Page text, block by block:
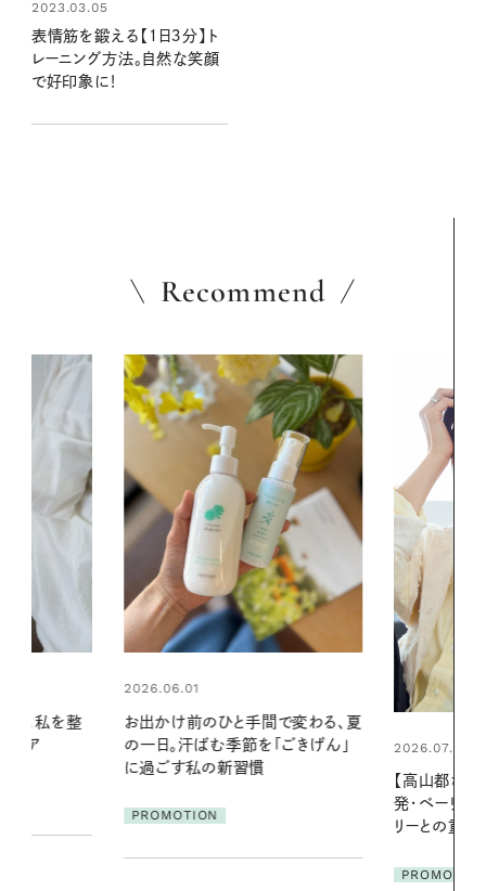
2023.03.05
表情筋を鍛える【１日３分】ト
レーニング方法。自然な笑顔
で好印象に！
Recommend
変わる、夏
ごきげん」
2026.07.21
リーとの重ねづけも素敵な大人の
2026.07.24
る【大人気の